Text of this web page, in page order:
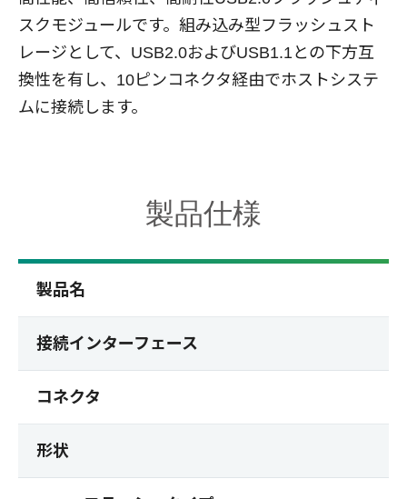
スクモジュールです。組み込み型フラッシュスト
レージとして、USB2.0およびUSB1.1との下方互
換性を有し、10ピンコネクタ経由でホストシステ
ムに接続します。
製品仕様
製品名
接続インターフェース
コネクタ
形状